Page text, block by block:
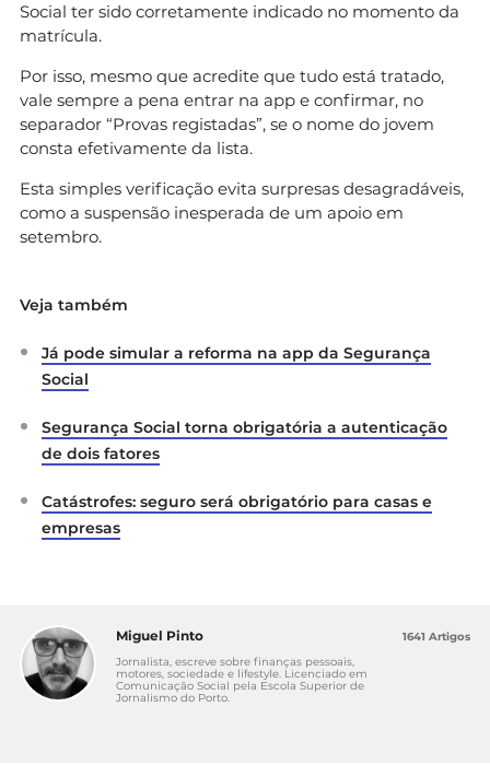
Social ter sido corretamente indicado no momento da
matrícula.
Por isso, mesmo que acredite que tudo está tratado,
vale sempre a pena entrar na app e confirmar, no
separador “Provas registadas”, se o nome do jovem
consta efetivamente da lista.
Esta simples verificação evita surpresas desagradáveis,
como a suspensão inesperada de um apoio em
setembro.
Veja também
Já pode simular a reforma na app da Segurança
Social
Segurança Social torna obrigatória a autenticação
de dois fatores
Catástrofes: seguro será obrigatório para casas e
empresas
Miguel Pinto
Jornalista, escreve sobre finanças pessoais,
motores, sociedade e lifestyle. Licenciado em
Comunicação Social pela Escola Superior de
Jornalismo do Porto.
1641 Artigos